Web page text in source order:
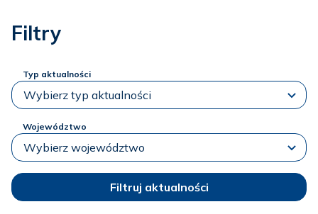
Filtry
Typ aktualności
Województwo
Filtruj aktualności